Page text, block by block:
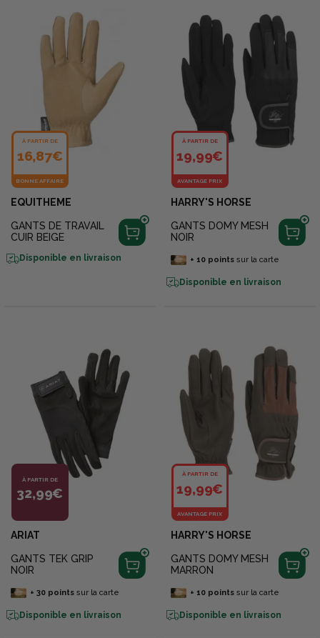
À PARTIR DE
16,87€
BONNE AFFAIRE
EQUITHEME
GANTS DE TRAVAIL
CUIR BEIGE
Disponible en livraison
À PARTIR DE
19,99€
AVANTAGE PRIX
HARRY'S HORSE
GANTS DOMY MESH
NOIR
+ 10pointssur la carte
Disponible en livraison
À PARTIR DE
32,99€
ARIAT
GANTS TEK GRIP
NOIR
+ 30pointssur la carte
Disponible en livraison
À PARTIR DE
19,99€
AVANTAGE PRIX
HARRY'S HORSE
GANTS DOMY MESH
MARRON
+ 10pointssur la carte
Disponible en livraison